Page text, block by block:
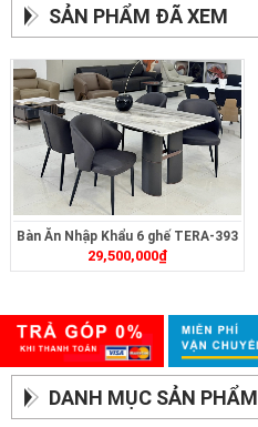
SẢN PHẨM ĐÃ XEM
Bàn Ăn Nhập Khẩu 6 ghế TERA-393
29,500,000₫
DANH MỤC SẢN PHẨM